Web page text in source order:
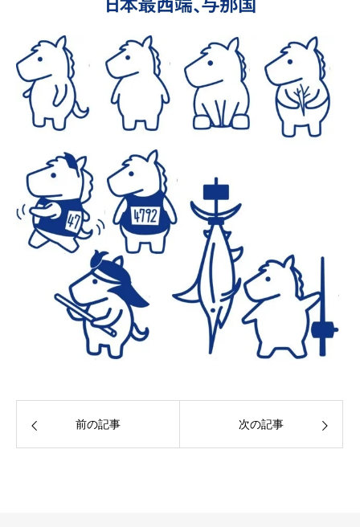
前の記事 次の記事